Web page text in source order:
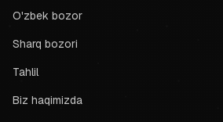
O'zbek bozor
Sharq bozori
Tahlil
Biz haqimizda